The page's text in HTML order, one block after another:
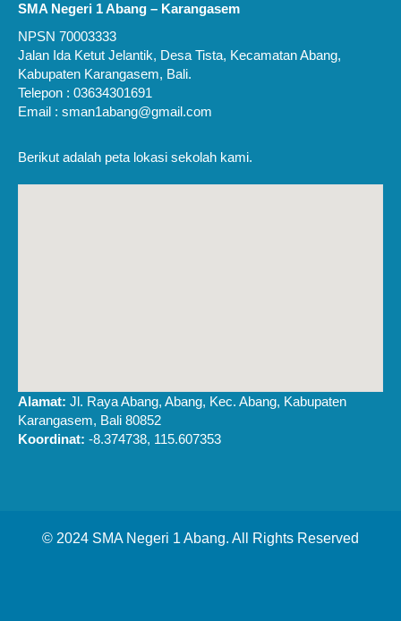
SMA Negeri 1 Abang – Karangasem
NPSN 70003333
Jalan Ida Ketut Jelantik, Desa Tista, Kecamatan Abang,
Kabupaten Karangasem, Bali.
Telepon : 03634301691
Email : sman1abang@gmail.com
Berikut adalah peta lokasi sekolah kami.
Alamat: Jl. Raya Abang, Abang, Kec. Abang, Kabupaten
Karangasem, Bali 80852
Koordinat: -8.374738, 115.607353
© 2024 SMA Negeri 1 Abang. All Rights Reserved